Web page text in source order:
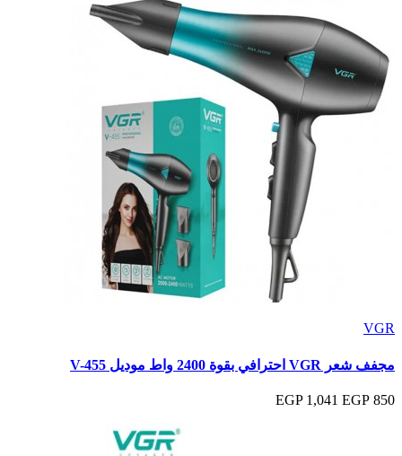
VGR
مجفف شعر VGR احترافي بقوة 2400 واط موديل V-455
850 EGP
1,041 EGP